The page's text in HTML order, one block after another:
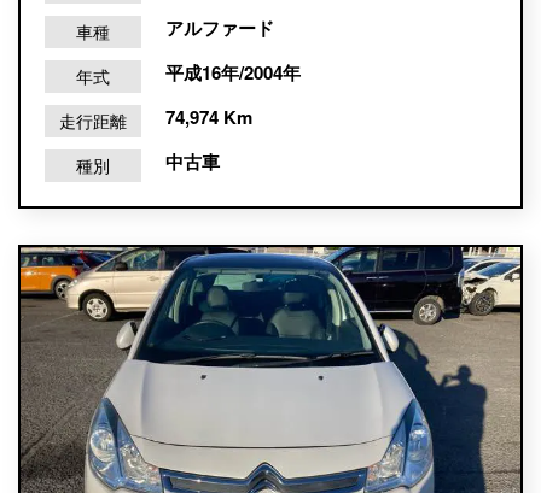
車種 アルファード
年式 平成16年/2004年
走行距離 74,974 Km
種別 中古車